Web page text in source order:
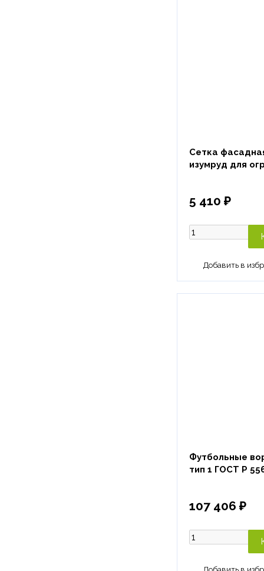
Сетка
изумруд для
5 410 ₽
Футбольные
тип 1 ГОСТ Р
107 406 ₽